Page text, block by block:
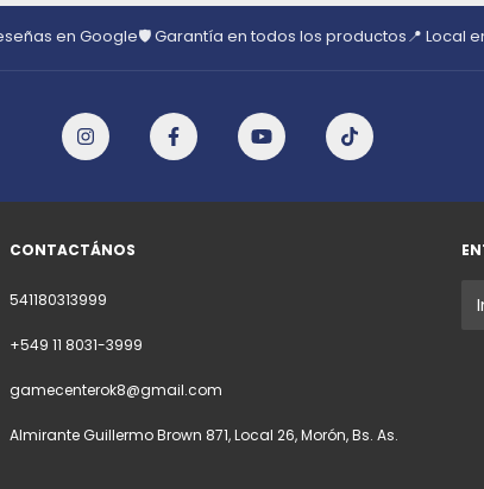
en Google🛡️ Garantía en todos los productos📍 Local
CONTACTÁNOS
541180313999
+549 11 8031-3999
gamecenterok8@gmail.com
Almirante Guillermo Brown 871, Local 26, Morón, Bs. As.